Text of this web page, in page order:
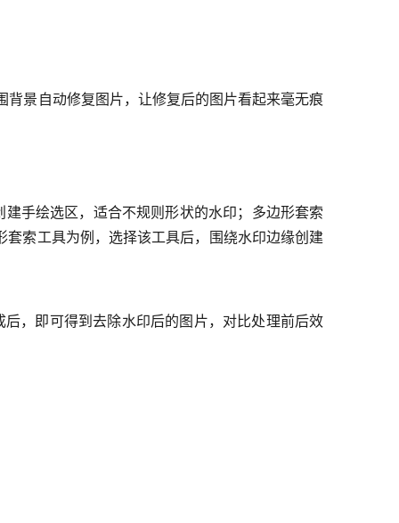
景自动修复图片，让修复后的图片看起来毫无痕
手绘选区，适合不规则形状的水印；多边形套索
索工具为例，选择该工具后，围绕水印边缘创建
，即可得到去除水印后的图片，对比处理前后效